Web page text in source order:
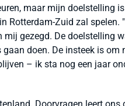
maar mijn doelstelling
Rotterdam-Zuid zal spelen.
mij gezegd. De doelstelling
doen. De insteek is
– ik sta nog een jaar